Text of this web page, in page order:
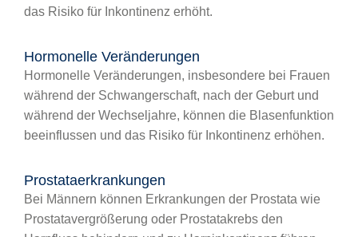
das Risiko für Inkontinenz erhöht.
Hormonelle Veränderungen
Hormonelle Veränderungen, insbesondere bei Frauen
während der Schwangerschaft, nach der Geburt und
während der Wechseljahre, können die Blasenfunktion
beeinflussen und das Risiko für Inkontinenz erhöhen.
Prostataerkrankungen
Bei Männern können Erkrankungen der Prostata wie
Prostatavergrößerung oder Prostatakrebs den